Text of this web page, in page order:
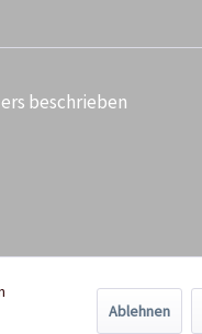
beschrieben
Ablehnen